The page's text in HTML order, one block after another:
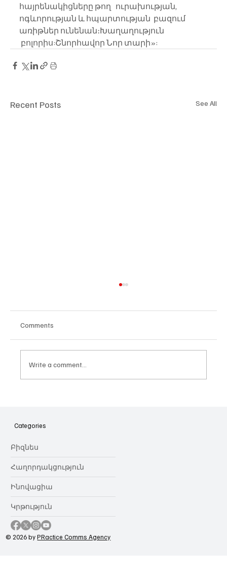
հայրենակիցները թող   ուրախության,
ոգևորության և հպարտության  բազում
առիթներ ունենան։Խաղաղություն
բոլորիս:Շնորհավոր Նոր տարի»:
Recent Posts See All
նվիրում որոշում
Comments
Write a comment...
Categories
Բիզնես
Հաղորդակցություն
Ինովացիա
Կրթություն
© 2026 byPRactice Comms Agency